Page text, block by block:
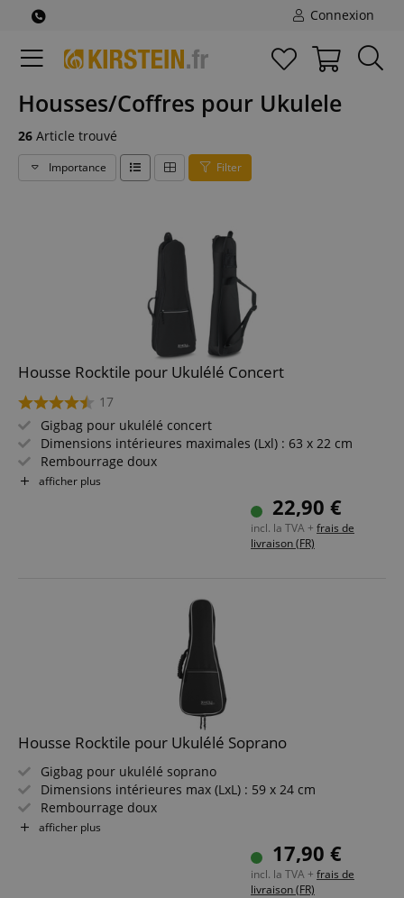
Connexion
Housses/Coffres pour Ukulele
26 Article trouvé
Importance Filter
Housse Rocktile pour Ukulélé Concert
17
Gigbag pour ukulélé concert
Dimensions intérieures maximales (Lxl) : 63 x 22 cm
Rembourrage doux
Matière extérieure résistante à la déchirure,
afficher plus
22,90 €
incl. la TVA + frais de
livraison (FR)
Housse Rocktile pour Ukulélé Soprano
Gigbag pour ukulélé soprano
Dimensions intérieures max (LxL) : 59 x 24 cm
Rembourrage doux
Matériau extérieur déchirure-résistant, déperlant et
afficher plus
17,90 €
incl. la TVA + frais de
livraison (FR)